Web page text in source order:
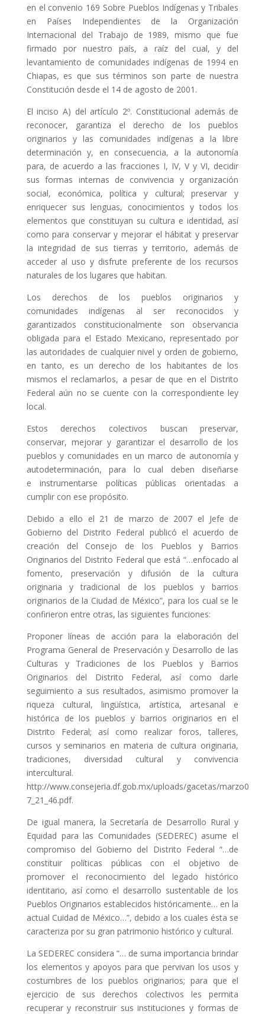
en el convenio 169 Sobre Pueblos Indígenas y Tribales
en Países Independientes de la Organización
Internacional del Trabajo de 1989, mismo que fue
firmado por nuestro país, a raíz del cual, y del
levantamiento de comunidades indígenas de 1994 en
Chiapas, es que sus términos son parte de nuestra
Constitución desde el 14 de agosto de 2001.
El inciso A) del artículo 2º. Constitucional además de
reconocer, garantiza el derecho de los pueblos
originarios y las comunidades indígenas a la libre
determinación y, en consecuencia, a la autonomía
para, de acuerdo a las fracciones I, IV, V y VI, decidir
sus formas internas de convivencia y organización
social, económica, política y cultural; preservar y
enriquecer sus lenguas, conocimientos y todos los
elementos que constituyan su cultura e identidad, así
como para conservar y mejorar el hábitat y preservar
la integridad de sus tierras y territorio, además de
acceder al uso y disfrute preferente de los recursos
naturales de los lugares que habitan.
Los derechos de los pueblos originarios y
comunidades indígenas al ser reconocidos y
garantizados constitucionalmente son observancia
obligada para el Estado Mexicano, representado por
las autoridades de cualquier nivel y orden de gobierno,
en tanto, es un derecho de los habitantes de los
mismos el reclamarlos, a pesar de que en el Distrito
Federal aún no se cuente con la correspondiente ley
local.
Estos derechos colectivos buscan preservar,
conservar, mejorar y garantizar el desarrollo de los
pueblos y comunidades en un marco de autonomía y
autodeterminación, para lo cual deben diseñarse
e instrumentarse políticas públicas orientadas a
cumplir con ese propósito.
Debido a ello el 21 de marzo de 2007 el Jefe de
Gobierno del Distrito Federal publicó el acuerdo de
creación del Consejo de los Pueblos y Barrios
Originarios del Distrito Federal que está “…enfocado al
fomento, preservación y difusión de la cultura
originaria y tradicional de los pueblos y barrios
originarios de la Ciudad de México”, para los cual se le
confirieron entre otras, las siguientes funciones:
Proponer líneas de acción para la elaboración del
Programa General de Preservación y Desarrollo de las
Culturas y Tradiciones de los Pueblos y Barrios
Originarios del Distrito Federal, así como darle
seguimiento a sus resultados, asimismo promover la
riqueza cultural, lingüística, artística, artesanal e
histórica de los pueblos y barrios originarios en el
Distrito Federal; así como realizar foros, talleres,
cursos y seminarios en materia de cultura originaria,
tradiciones, diversidad cultural y convivencia
intercultural.
http://www.consejeria.df.gob.mx/uploads/gacetas/marzo0
7_21_46.pdf.
De igual manera, la Secretaría de Desarrollo Rural y
Equidad para las Comunidades (SEDEREC) asume el
compromiso del Gobierno del Distrito Federal “…de
constituir políticas públicas con el objetivo de
promover el reconocimiento del legado histórico
identitario, así como el desarrollo sustentable de los
Pueblos Originarios establecidos históricamente… en la
actual Cuidad de México…”, debido a los cuales ésta se
caracteriza por su gran patrimonio histórico y cultural.
La SEDEREC considera “… de suma importancia brindar
los elementos y apoyos para que pervivan los usos y
costumbres de los pueblos originarios; para que el
ejercicio de sus derechos colectivos les permita
recuperar y reconstruir sus instituciones y formas de